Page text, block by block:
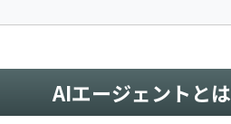
AIエージェントとは